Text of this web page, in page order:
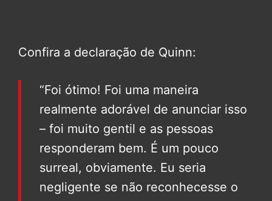
Confira a declaração de Quinn:
“Foi ótimo! Foi uma maneira
realmente adorável de anunciar isso
– foi muito gentil e as pessoas
responderam bem. É um pouco
surreal, obviamente. Eu seria
negligente se não reconhecesse o